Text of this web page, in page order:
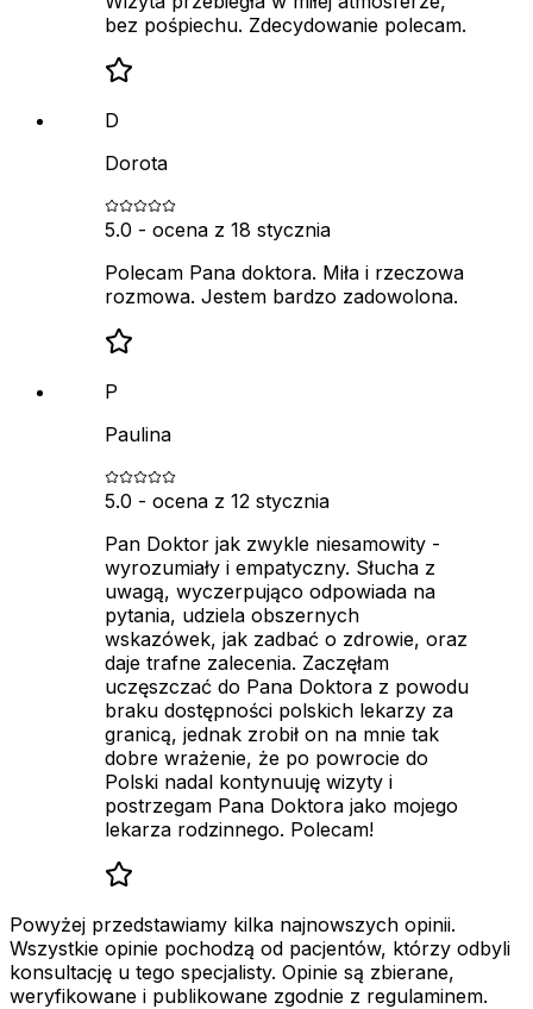
bez pośpiechu. Zdecydowanie polecam.
D
Dorota
5.0 - ocena z 18 stycznia
Polecam Pana doktora. Miła i rzeczowa
rozmowa. Jestem bardzo zadowolona.
P
Paulina
5.0 - ocena z 12 stycznia
Pan Doktor jak zwykle niesamowity -
wyrozumiały i empatyczny. Słucha z
uwagą, wyczerpująco odpowiada na
pytania, udziela obszernych
wskazówek, jak zadbać o zdrowie, oraz
daje trafne zalecenia. Zaczęłam
uczęszczać do Pana Doktora z powodu
braku dostępności polskich lekarzy za
granicą, jednak zrobił on na mnie tak
dobre wrażenie, że po powrocie do
Polski nadal kontynuuję wizyty i
postrzegam Pana Doktora jako mojego
lekarza rodzinnego. Polecam!
Powyżej przedstawiamy kilka najnowszych opinii.
Wszystkie opinie pochodzą od pacjentów, którzy odbyli
konsultację u tego specjalisty. Opinie są zbierane,
weryfikowane i publikowane zgodnie z regulaminem.